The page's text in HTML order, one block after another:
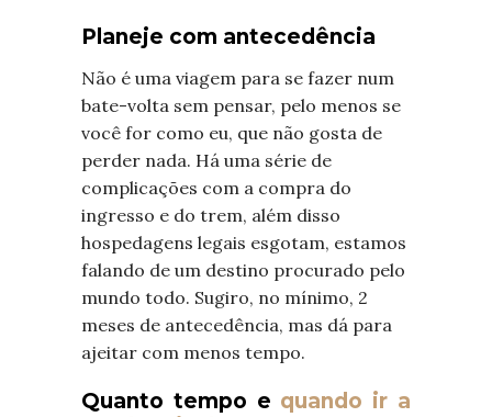
Planeje com antecedência
Não é uma viagem para se fazer num
bate-volta sem pensar, pelo menos se
você for como eu, que não gosta de
perder nada. Há uma série de
complicações com a compra do
ingresso e do trem, além disso
hospedagens legais esgotam, estamos
falando de um destino procurado pelo
mundo todo. Sugiro, no mínimo, 2
meses de antecedência, mas dá para
ajeitar com menos tempo.
Quanto tempo e quando ir a